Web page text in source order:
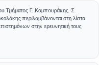
Τμήματος Γ. Καμπουράκης, Σ.
περιλαμβάνονται στη λίστα
στην ερευνητική τους